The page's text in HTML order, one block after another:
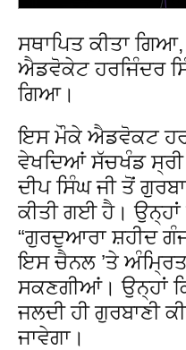
ਸਥਾਪਿਤ ਕੀਤਾ
ਐਡਵੋਕੇਟ ਹਰਜਿੰਦਰ
ਗਿਆ।
ਇਸ ਮੌਕੇ ਐਡਵੋਕਟ
ਵੇਖਦਿਆਂ ਸੱਚਖੰਡ ਸ੍ਰੀ
ਦੀਪ ਸਿੰਘ ਜੀ ਤੋਂ
ਕੀਤੀ ਗਈ ਹੈ।
“ਗੁਰਦੁਆਰਾ ਸ਼ਹੀਦ
ਇਸ ਚੈਨਲ ’ਤੇ
ਸਕਣਗੀਆਂ। ਉਨ੍ਹਾਂ
ਜਲਦੀ ਹੀ ਗੁਰਬਾਣੀ
ਜਾਵੇਗਾ।